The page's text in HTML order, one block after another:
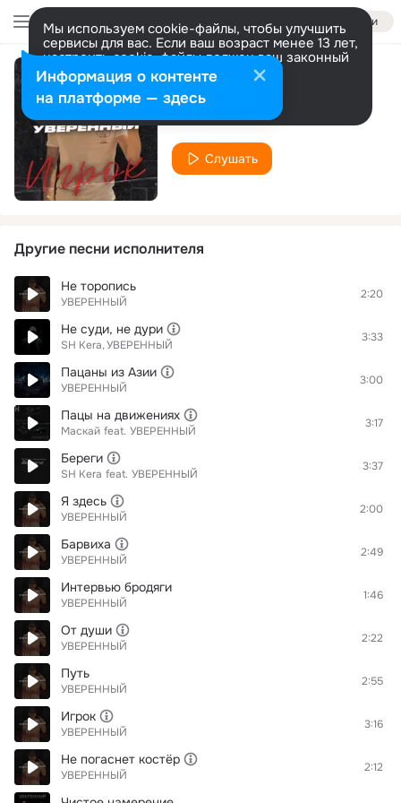
Войти
Мы используем cookie-файлы, чтобы улучшить
сервисы для вас. Если ваш возраст менее 13 лет,
настроить cookie-файлы должен ваш законный
представитель. Больше информации
Разрешить все Настроить
Это не по масти
УВЕРЕННЫЙ
Слушать
Другие песни исполнителя
Не торопись
УВЕРЕННЫЙ
2:20
Не суди, не дури
SH Kera УВЕРЕННЫЙ
3:33
Пацаны из Азии
УВЕРЕННЫЙ
3:00
Пацы на движениях
Маскай feat. УВЕРЕННЫЙ
3:17
Береги
SH Kera feat. УВЕРЕННЫЙ
3:37
Я здесь
УВЕРЕННЫЙ
2:00
Барвиха
УВЕРЕННЫЙ
2:49
Интервью бродяги
УВЕРЕННЫЙ
1:46
От души
УВЕРЕННЫЙ
2:22
Путь
УВЕРЕННЫЙ
2:55
Игрок
УВЕРЕННЫЙ
3:16
Не погаснет костёр
УВЕРЕННЫЙ
2:12
Информация о контенте
на платформе — здесь